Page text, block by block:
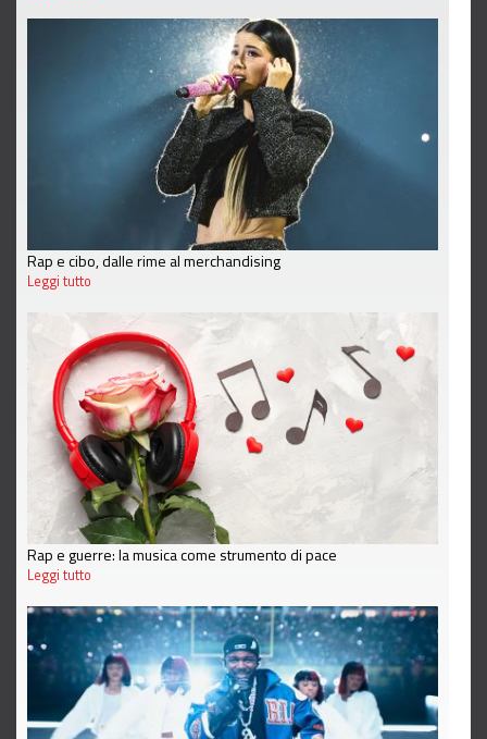
Rap e cibo, dalle rime al merchandising
Leggi tutto
Rap e guerre: la musica come strumento di pace
Leggi tutto